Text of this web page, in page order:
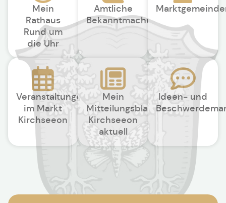
Mein
Rathaus
Rund um
die Uhr
Amtliche
Bekanntmachungen
Veranstaltungen
im Markt
Kirchseeon
Mein
Mitteilungsblatt
Kirchseeon
aktuell
Ideen- und